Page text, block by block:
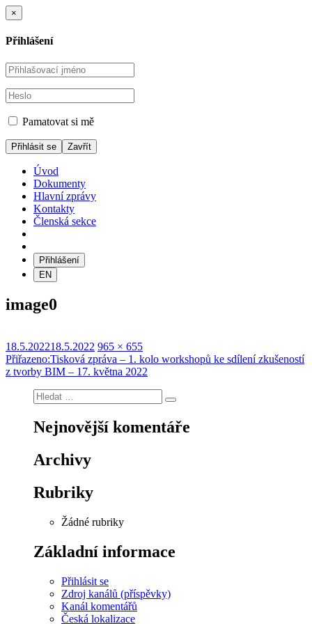
×
Přihlášení
Pamatovat si mě
Zavřít
Úvod
Dokumenty
Hlavní zprávy
Kontakty
Členská sekce
Přihlášení
EN
image0
Publikováno:
18.5.202218.5.2022 Původní
velikost:
965 × 655
Navigace
pro
příspěvek
Přiřazeno:Tisková zpráva – 1. kolo workshopů ke sdílení zkušeností
z tvorby BIM – 17. května 2022
Hledat:
Hledání
Nejnovější komentáře
Archivy
Rubriky
Žádné rubriky
Základní informace
Přihlásit se
Zdroj kanálů (příspěvky)
Kanál komentářů
Česká lokalizace